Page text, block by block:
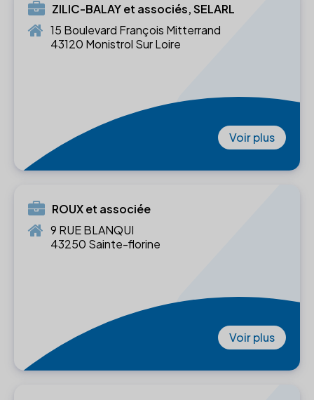
ZILIC-BALAY et associés, SELARL
15 Boulevard François Mitterrand
43120 Monistrol Sur Loire
Voir plus
ROUX et associée
9 RUE BLANQUI
43250 Sainte-florine
Voir plus